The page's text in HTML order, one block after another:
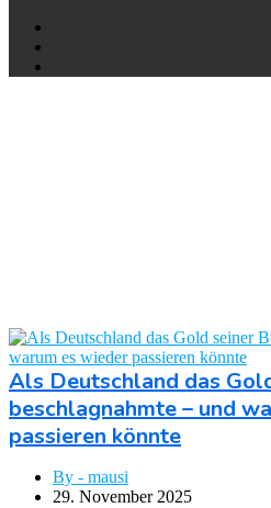
Als Deutschland das
beschlagnahmte – und
passieren könnte
By - mausi
29. November 2025